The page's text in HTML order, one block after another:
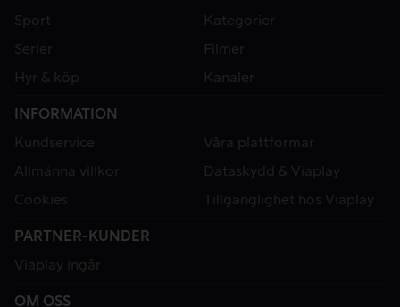
Sport
Kategorier
Serier
Filmer
Hyr & köp
Kanaler
INFORMATION
Kundservice
Våra plattformar
Allmänna villkor
Dataskydd & Viaplay
Cookies
Tillgänglighet hos Viaplay
PARTNER-KUNDER
Viaplay ingår
OM OSS